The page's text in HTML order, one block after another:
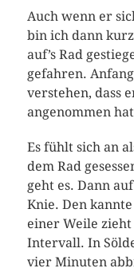
Auch wenn er
bin ich dann
auf’s Rad
gefahren.
verstehen, dass
angenommen
Es fühlt sich an
dem Rad
geht es. Dann
Knie. Den
einer Weile zieht
Intervall. In
vier Minuten